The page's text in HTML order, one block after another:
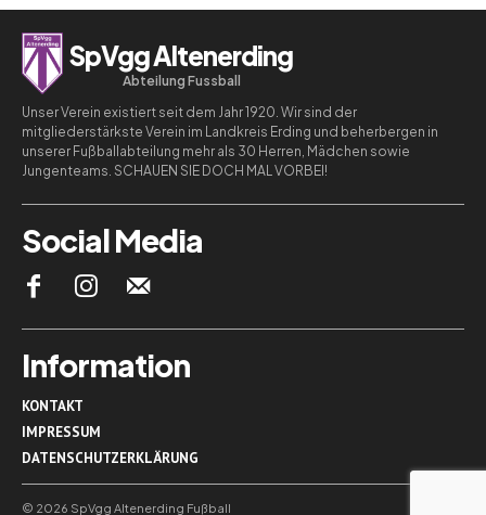
SpVgg Altenerding
Abteilung Fussball
Unser Verein existiert seit dem Jahr 1920. Wir sind der
mitgliederstärkste Verein im Landkreis Erding und beherbergen in
unserer Fußballabteilung mehr als 30 Herren, Mädchen sowie
Jungenteams. SCHAUEN SIE DOCH MAL VORBEI!
Social Media
Information
KONTAKT
IMPRESSUM
DATENSCHUTZERKLÄRUNG
© 2026 SpVgg Altenerding Fußball